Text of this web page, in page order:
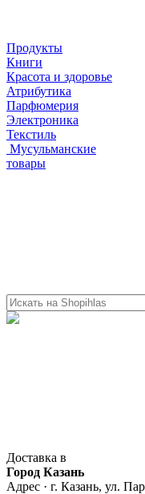
Продукты
Книги
Красота и здоровье
Атрибутика
Парфюмерия
Электроника
Текстиль
Мусульманские
товары
Доставка в
Город Казань
Адрес · г. Казань, ул.